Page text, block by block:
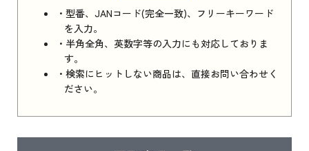
・型番、JANコード(完全一致)、フリーキーワード
を入力。
・半角全角、英数字等の入力にも対応しておりま
す。
・検索にヒットしない商品は、直接お問い合わせく
ださい。
iPhone 16e シリーズ 2025 新品買取価格はこち
ら
iPad 11インチ 2025年春モデル
はこちら